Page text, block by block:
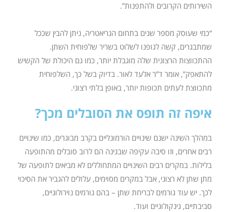
השירותים הקרובים ולהתפנות”.
“כמי שעוסק מספר שנים בתחום הגריאטריה, ניתן להבין שככל
שמתבגרים, קשה לגופנו לשלוט בשריר שלפוחית השתן.
ההתכווצות הרצונית שלה מוגבלת יותר, כמו גם היכולת של הקשיש
להתאפק”, אומר ד”ר אלעד לאור. בדיוק בשל כך, השלפוחית
מתכווצת לעתים תכופות יותר, באופן בלתי רצוני.
איפה זה תופס את הסובלים מכך?
במהלך השינה ישנם שינויים הורמונליים בקרב מבוגרים, כמו שינויים
רבים אחרים, וזו סיבה עקיפה שבגינה הם לרוב סובלים מהתופעה
בלילות. במקרים רבים השינויים המתחוללים לא מביאים לתופעה של
מתן שתן לא רצוני, אבל במקרים מסוימים, עלולים להגביר את הסיכוי
לכך. יש עוד גורמים לבריחת שתן – בהם גורמים נוירולוגיים,
סביבתיים, גינקולוגיים ועוד.